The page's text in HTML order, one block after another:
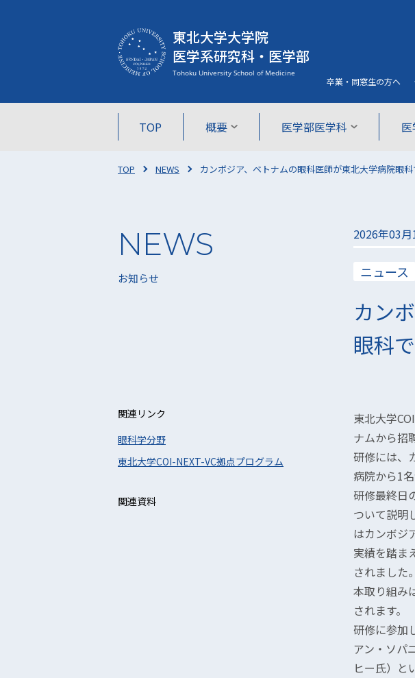
東北大学大学院
医学系研究科・医学部
TOP 概要 医学部医学科
卒業・同窓生の方へ
TOP NEWS カンボジア、ベトナムの眼科医師が東北大学病院眼
お知らせ
2026年03月
ニュース
カン
眼科
東北大学
ナムから招
研修には、
病院から1
研修最終日
ついて説明
はカンボジ
実績を踏ま
されました。
本取り組み
されます。
研修に参加
アン・ソパ
ヒー氏）と
関連リンク
眼科学分野
東北大学COI-NEXT-VC拠点プログラム
関連資料